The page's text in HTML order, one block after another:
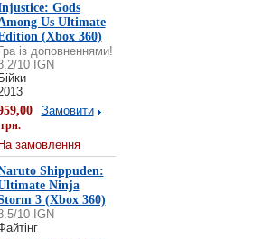
Gods
Us Ultimate
(Xbox 360)
Гра із доповненнями!
10 IGN
Бійки
грн.
Замовити
На замовлення
Shippuden:
Ninja
3 (Xbox 360)
10 IGN